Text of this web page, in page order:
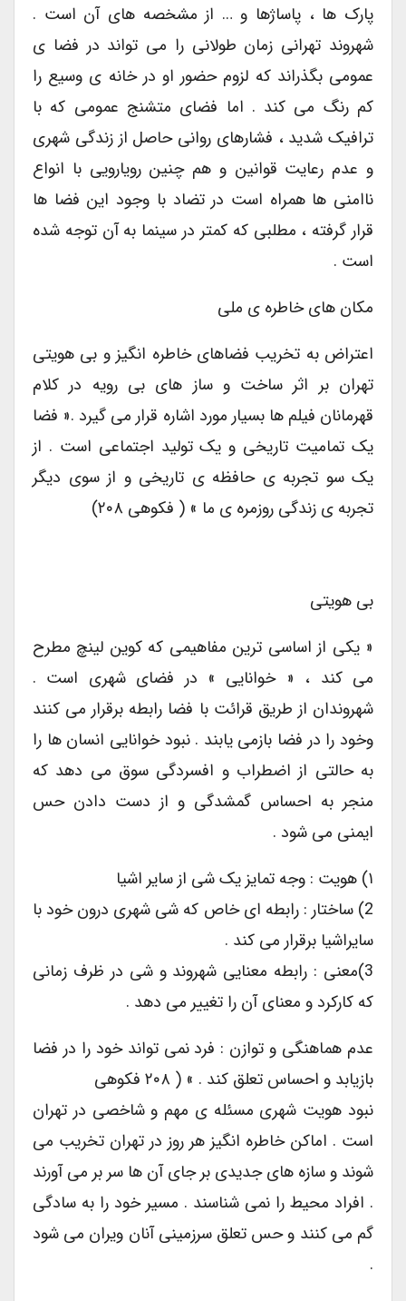
پارک ها ، پاساژها و … از مشخصه های آن است .
شهروند تهرانی زمان طولانی را می تواند در فضا ی
عمومی بگذراند که لزوم حضور او در خانه ی وسیع را
کم رنگ می کند . اما فضای متشنج عمومی که با
ترافیک شدید ، فشارهای روانی حاصل از زندگی شهری
و عدم رعایت قوانین و هم چنین رویارویی با انواع
ناامنی ها همراه است در تضاد با وجود این فضا ها
قرار گرفته ، مطلبی که کمتر در سینما به آن توجه شده
است .
مکان های خاطره ی ملی
اعتراض به تخریب فضاهای خاطره انگیز و بی هویتی
تهران بر اثر ساخت و ساز های بی رویه در کلام
قهرمانان فیلم ها بسیار مورد اشاره قرار می گیرد .« فضا
یک تمامیت تاریخی و یک تولید اجتماعی است . از
یک سو تجربه ی حافظه ی تاریخی و از سوی دیگر
تجربه ی زندگی روزمره ی ما » ( فکوهی ۲۰۸)
بی هویتی
« یکی از اساسی ترین مفاهیمی که کوین لینچ مطرح
می کند ، « خوانایی » در فضای شهری است .
شهروندان از طریق قرائت با فضا رابطه برقرار می کنند
وخود را در فضا بازمی یابند . نبود خوانایی انسان ها را
به حالتی از اضطراب و افسردگی سوق می دهد که
منجر به احساس گمشدگی و از دست دادن حس
ایمنی می شود .
2) ساختار : رابطه ای خاص که شی شهری درون خود با
سایراشیا برقرار می کند .
3)معنی : رابطه معنایی شهروند و شی در ظرف زمانی
که کارکرد و معنای آن را تغییر می دهد .
عدم هماهنگی و توازن : فرد نمی تواند خود را در فضا
بازیابد و احساس تعلق کند . » ( ۲۰۸ فکوهی
نبود هویت شهری مسئله ی مهم و شاخصی در تهران
است . اماکن خاطره انگیز هر روز در تهران تخریب می
شوند و سازه های جدیدی بر جای آن ها سر بر می آورند
. افراد محیط را نمی شناسند . مسیر خود را به سادگی
گم می کنند و حس تعلق سرزمینی آنان ویران می شود